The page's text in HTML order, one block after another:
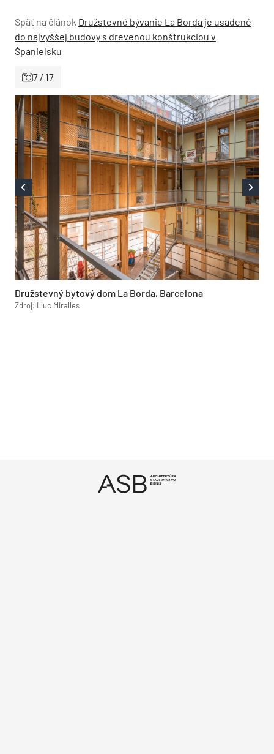
Späť na článok Družstevné bývanie La Borda je usadené
do najvyššej budovy s drevenou konštrukciou v
Španielsku
7 / 17
Družstevný bytový dom La Borda, Barcelona
Zdroj: Lluc Miralles